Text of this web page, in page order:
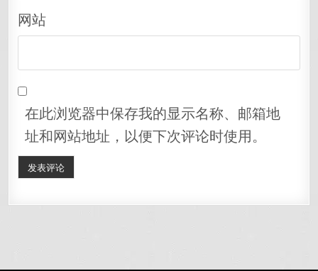
网站
在此浏览器中保存我的显示名称、邮箱地
址和网站地址，以便下次评论时使用。